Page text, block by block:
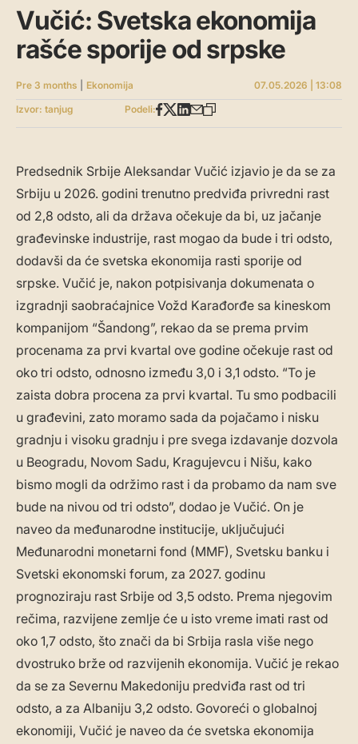
Vučić: Svetska ekonomija
rašće sporije od srpske
Pre 3 months Ekonomija
07.05.2026 | 13:08
Izvor: tanjug
Podeli:
Predsednik Srbije Aleksandar Vučić izjavio je da se za
Srbiju u 2026. godini trenutno predviđa privredni rast
od 2,8 odsto, ali da država očekuje da bi, uz jačanje
građevinske industrije, rast mogao da bude i tri odsto,
dodavši da će svetska ekonomija rasti sporije od
srpske. Vučić je, nakon potpisivanja dokumenata o
izgradnji saobraćajnice Vožd Karađorđe sa kineskom
kompanijom “Šandong”, rekao da se prema prvim
procenama za prvi kvartal ove godine očekuje rast od
oko tri odsto, odnosno između 3,0 i 3,1 odsto. “To je
zaista dobra procena za prvi kvartal. Tu smo podbacili
u građevini, zato moramo sada da pojačamo i nisku
gradnju i visoku gradnju i pre svega izdavanje dozvola
u Beogradu, Novom Sadu, Kragujevcu i Nišu, kako
bismo mogli da održimo rast i da probamo da nam sve
bude na nivou od tri odsto”, dodao je Vučić. On je
naveo da međunarodne institucije, uključujući
Međunarodni monetarni fond (MMF), Svetsku banku i
Svetski ekonomski forum, za 2027. godinu
prognoziraju rast Srbije od 3,5 odsto. Prema njegovim
rečima, razvijene zemlje će u isto vreme imati rast od
oko 1,7 odsto, što znači da bi Srbija rasla više nego
dvostruko brže od razvijenih ekonomija. Vučić je rekao
da se za Severnu Makedoniju predviđa rast od tri
odsto, a za Albaniju 3,2 odsto. Govoreći o globalnoj
ekonomiji, Vučić je naveo da će svetska ekonomija